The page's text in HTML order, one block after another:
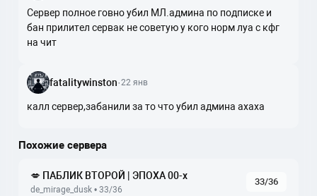
Сервер полное говно убил МЛ.админа по подписке и
бан прилител сервак не советую у кого норм луа с кфг
на чит
fatalitywinston·22 янв
калл сервер,забанили за то что убил админа ахаха
Похожие сервера
💋 ПАБЛИК ВТОРОЙ | ЭПОХА 00-х
de_mirage_dusk • 33/36
33/36